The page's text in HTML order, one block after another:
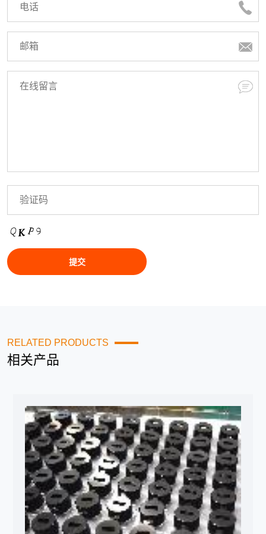
RELATED PRODUCTS
相关产品